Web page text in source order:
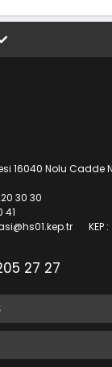
16040 Nolu Cadde
30 30
41
KEP :
27 27